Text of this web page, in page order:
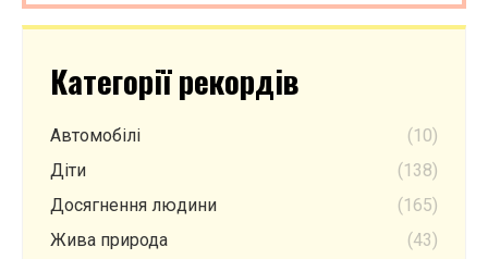
Категорії рекордів
Автомобілі
(10)
Діти
(138)
Досягнення людини
(165)
Жива природа
(43)